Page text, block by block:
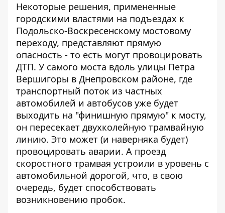
Некоторые решения, примененные
городскими властями на подъездах к
Подольско-Воскресенскому мостовому
переходу, представляют прямую
опасность - то есть могут провоцировать
ДТП. У самого моста вдоль улицы Петра
Вершигоры в Днепровском районе, где
транспортный поток из частных
автомобилей и автобусов уже будет
выходить на "финишную прямую" к мосту,
он пересекает двухколейную трамвайную
линию. Это может (и наверняка будет)
провоцировать аварии. А проезд
скоростного трамвая устроили в уровень с
автомобильной дорогой, что, в свою
очередь, будет способствовать
возникновению пробок.